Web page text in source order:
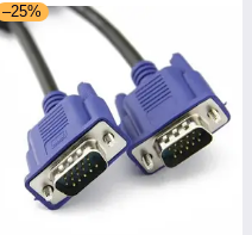
–25%